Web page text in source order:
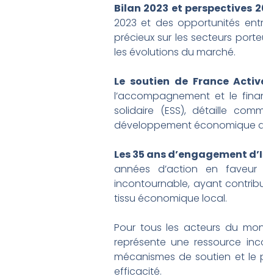
Bilan 2023 et perspectives
2023 et des opportunités
précieux sur les secteurs
les évolutions du marché.
Le soutien de France
l’accompagnement et le
solidaire (ESS), détaille
développement économique
Les 35 ans d’engagement
années d’action en faveur
incontournable, ayant
tissu économique local.
Pour tous les acteurs du
représente une ressource
mécanismes de soutien et le
efficacité.